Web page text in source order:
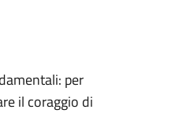
per
il coraggio di